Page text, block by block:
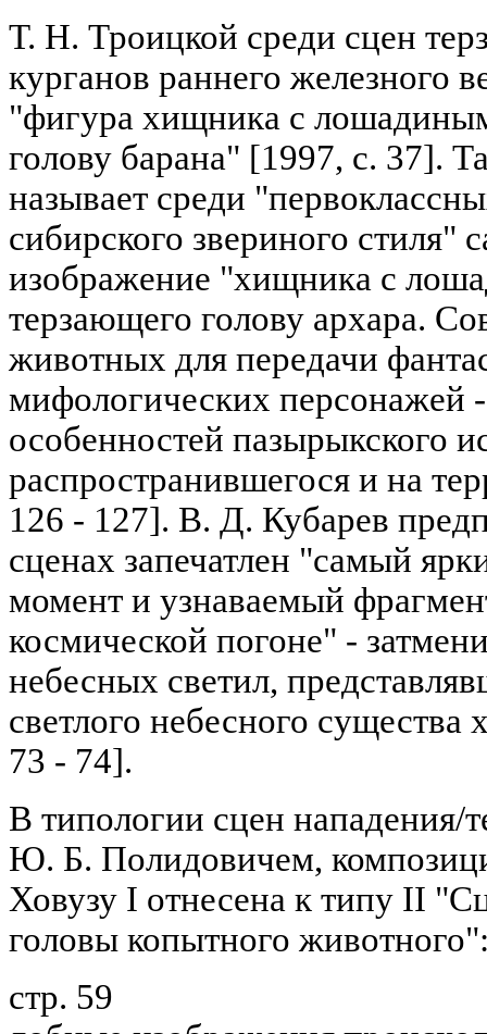
Т. Н. Троицкой среди сцен
курганов раннего железного
"фигура хищника с
голову барана" [1997, с. 37].
называет среди
сибирского звериного стиля"
изображение "хищника с
терзающего голову архара.
животных для передачи
мифологических персонажей
особенностей пазырыкского
распространившегося и на
126 - 127]. В. Д. Кубарев
сценах запечатлен "самый
момент и узнаваемый
космической погоне" -
небесных светил,
светлого небесного
73 - 74].
В типологии сцен нападения/
Ю. Б. Полидовичем,
Ховузу I отнесена к типу II
головы копытного
стр. 59